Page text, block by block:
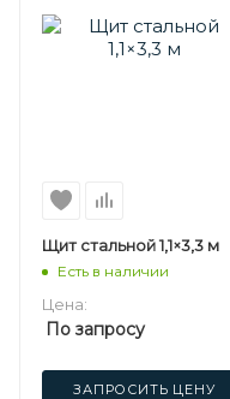
Щит стальной 1,1×3,3 м
Есть в наличии
Цена:
По запросу
ЗАПРОСИТЬ ЦЕНУ